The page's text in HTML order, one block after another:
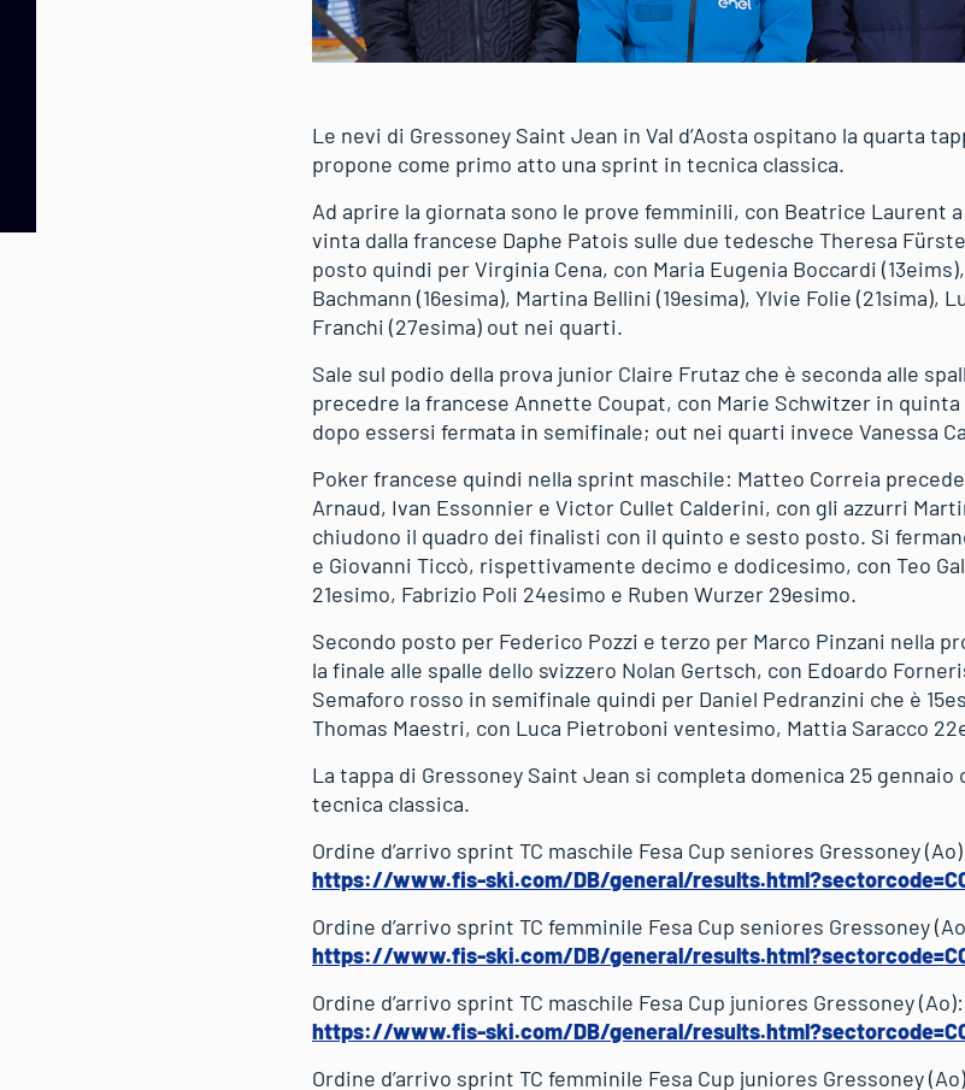
Le nevi di Gressoney Saint Jean in Val d’Aosta ospitano la quarta
propone come primo atto una sprint in tecnica classica.
Ad aprire la giornata sono le prove femminili, con Beatrice Laurent
vinta dalla francese Daphe Patois sulle due tedesche Theresa
posto quindi per Virginia Cena, con Maria Eugenia Boccardi
Bachmann (16esima), Martina Bellini (19esima), Ylvie Folie (21sima),
Franchi (27esima) out nei quarti.
Sale sul podio della prova junior Claire Frutaz che è seconda alle
precedre la francese Annette Coupat, con Marie Schwitzer in
dopo essersi fermata in semifinale; out nei quarti invece Vanessa
Poker francese quindi nella sprint maschile: Matteo Correia
Arnaud, Ivan Essonnier e Victor Cullet Calderini, con gli azzurri
chiudono il quadro dei finalisti con il quinto e sesto posto. Si
e Giovanni Ticcò, rispettivamente decimo e dodicesimo, con Teo
21esimo, Fabrizio Poli 24esimo e Ruben Wurzer 29esimo.
Secondo posto per Federico Pozzi e terzo per Marco Pinzani nella
la finale alle spalle dello svizzero Nolan Gertsch, con Edoardo
Semaforo rosso in semifinale quindi per Daniel Pedranzini che è
Thomas Maestri, con Luca Pietroboni ventesimo, Mattia Saracco
La tappa di Gressoney Saint Jean si completa domenica 25
tecnica classica.
Ordine d’arrivo sprint TC maschile Fesa Cup seniores Gressoney
https://www.fis-ski.com/DB/general/
Ordine d’arrivo sprint TC femminile Fesa Cup seniores Gressoney
https://www.fis-ski.com/DB/general/
Ordine d’arrivo sprint TC maschile Fesa Cup juniores Gressoney (Ao):
https://www.fis-ski.com/DB/general/
Ordine d’arrivo sprint TC femminile Fesa Cup juniores Gressoney